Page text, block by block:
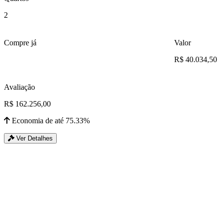
2
Compre já
Valor
R$ 40.034,50
Avaliação
R$ 162.256,00
Economia de até 75.33%
Ver Detalhes